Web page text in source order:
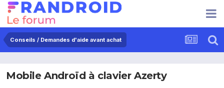
Conseils / Demandes d'aide avant achat
Mobile Androïd à clavier Azerty